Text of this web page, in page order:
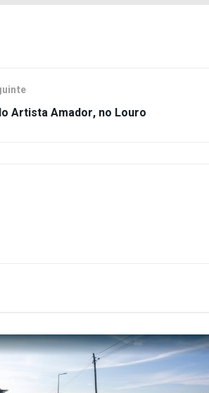
Artista Amador, no Louro